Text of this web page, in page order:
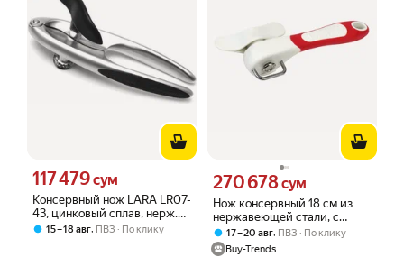
Консервный нож LARA LR07-
43, цинковый сплав, нерж.
сталь с прорезиненными
Цена 117479 сум вместо
117 479сум
15 – 18 авг, ПВЗ По клику
Нож консервный 18 см из
нержавеющей стали, с
мягкой ручкой, бело-
красный
Цена 270678 сум вместо
270 678сум
17 – 20 авг, ПВЗ
По клику
Buy-Trends